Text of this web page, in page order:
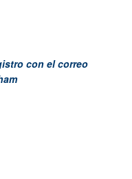
con el correo